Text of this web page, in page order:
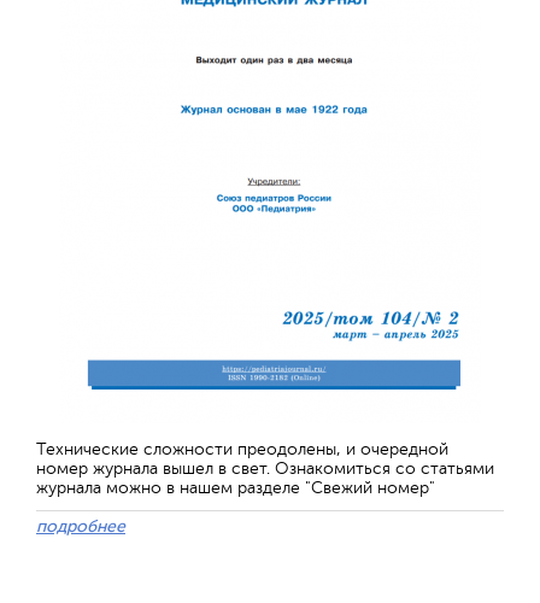
Технические сложности преодолены, и очередной
номер журнала вышел в свет. Ознакомиться со статьями
журнала можно в нашем разделе "Свежий номер"
подробнее